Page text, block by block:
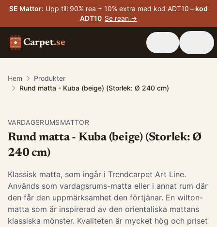
SE Mattor: Upp till 90% rea + 10% extra med kod ADT10 – kod
ADT10 Se rean →
Carpet.se
Hem
Produkter
Rund matta - Kuba (beige) (Storlek: Ø 240 cm)
VARDAGSRUMSMATTOR
Rund matta - Kuba (beige) (Storlek: Ø
240 cm)
Klassisk matta, som ingår i Trendcarpet Art Line.
Används som vardagsrums-matta eller i annat rum där
den får den uppmärksamhet den förtjänar. En wilton-
matta som är inspirerad av den orientaliska mattans
klassiska mönster. Kvaliteten är mycket hög och priset